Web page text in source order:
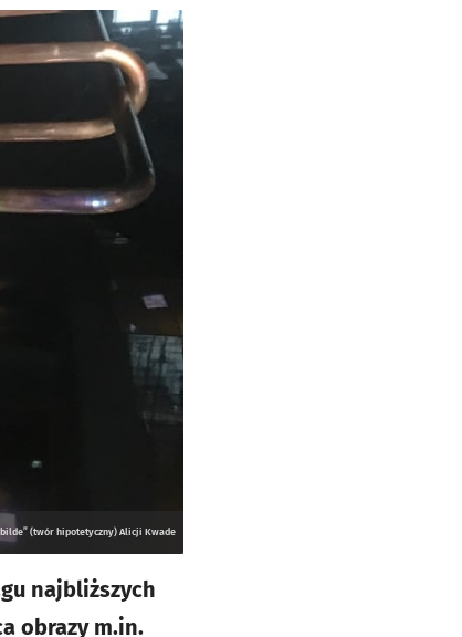
(twór hipotetyczny) Alicji Kwade
najbliższych
obrazy m.in.